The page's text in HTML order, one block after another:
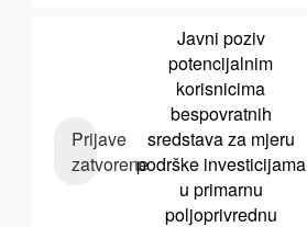
Prijave
zatvorene
Javni poziv
potencijalnim
korisnicima
bespovratnih
sredstava za mjeru
podrške investicijama
u primarnu
poljoprivrednu